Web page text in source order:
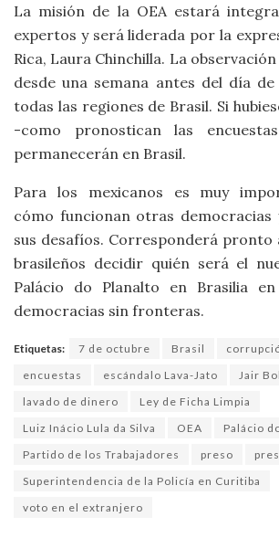
La misión de la OEA estará
expertos y será liderada por la
Rica, Laura Chinchilla. La
desde una semana antes del día
todas las regiones de Brasil. Si
-como pronostican las
permanecerán en Brasil.
Para los mexicanos es muy
cómo funcionan otras democracias
sus desafíos. Corresponderá pronto
brasileños decidir quién será el
Palácio do Planalto en Brasilia
democracias sin fronteras.
Etiquetas: 7 de octubre Brasil
encuestas
escándalo Lava-Jato
Jair
lavado de dinero
Ley de Ficha Limpia
Luiz Inácio Lula da Silva
OEA
Palácio
Partido de los Trabajadores
preso
Superintendencia de la Policía en Curitiba
voto en el extranjero